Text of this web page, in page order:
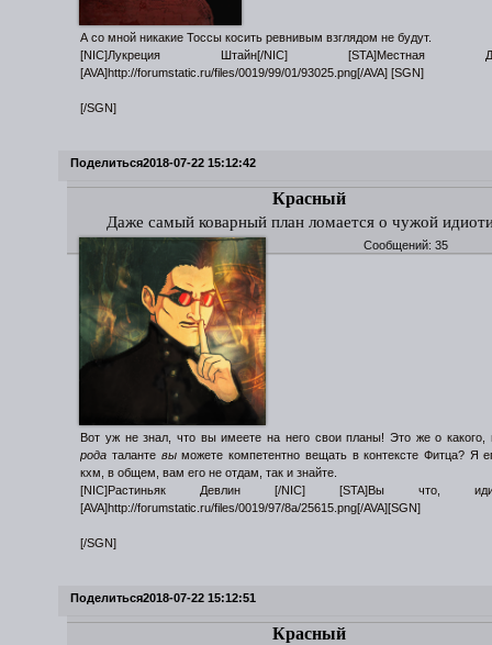
А со мной никакие Тоссы косить ревнивым взглядом не будут.
[NIC]Лукреция Штайн[/NIC] [STA]Местная
[AVA]http://forumstatic.ru/files/0019/99/01/93025.png[/AVA] [SGN]
[/SGN]
Поделиться2018-07-22 15:12:42
Красный
Даже самый коварный план ломается о чужой
Сообщений: 35
Вот уж не знал, что вы имеете на него свои планы! Это же о какого,
рода таланте выможете компетентно вещать в контексте Фитца? Я
кхм, в общем, вам его не отдам, так и знайте.
[NIC]Растиньяк Девлин [/NIC] [STA]Вы что,
[AVA]http://forumstatic.ru/files/0019/97/8a/25615.png[/AVA][SGN]
[/SGN]
Поделиться2018-07-22 15:12:51
Красный